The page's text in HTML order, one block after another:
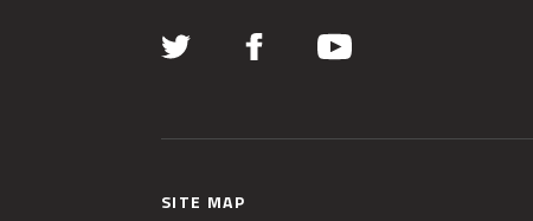
SITE MAP